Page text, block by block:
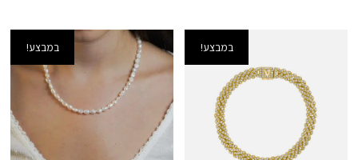
במבצע! במבצע!